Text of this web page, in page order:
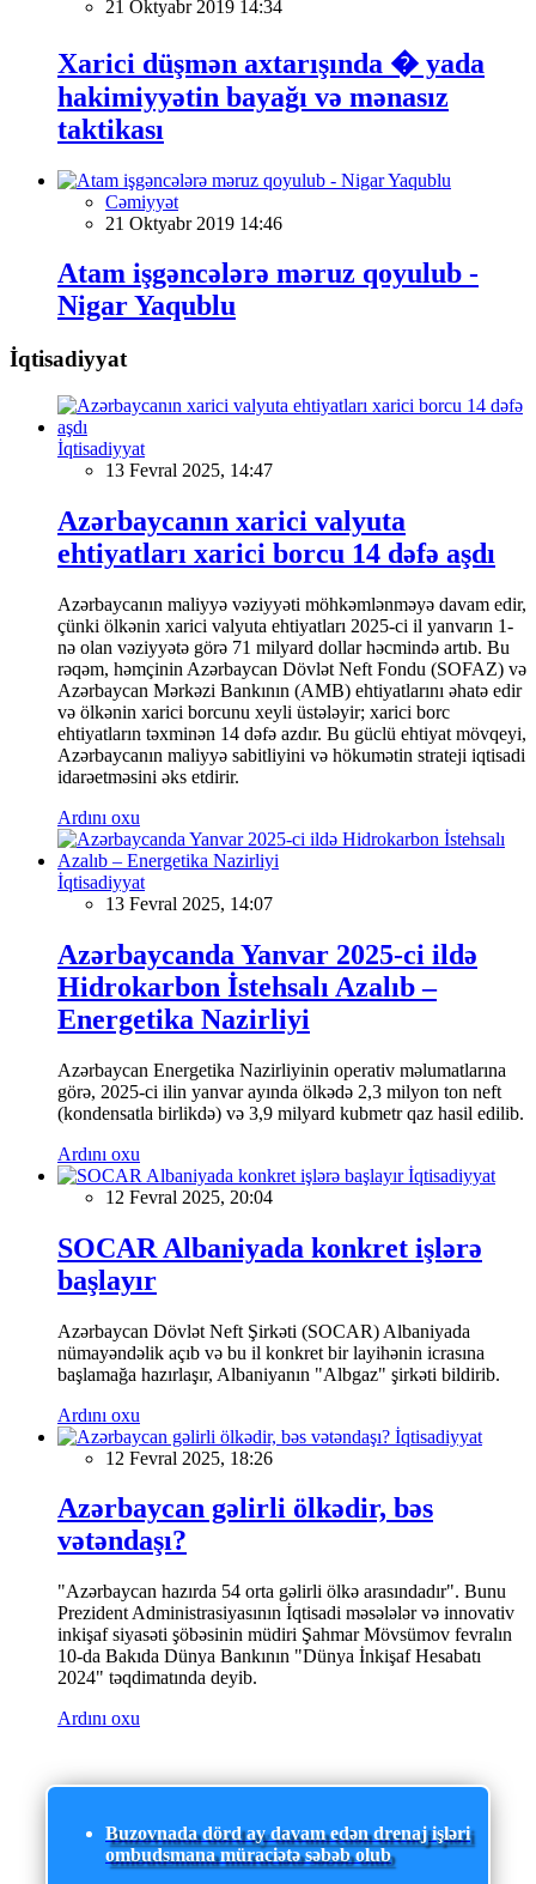
21 Oktyabr 2019 14:34
Xarici düşmən axtarışında � yada
hakimiyyətin bayağı və mənasız
taktikası
Cəmiyyət
21 Oktyabr 2019 14:46
Atam işgəncələrə məruz qoyulub -
Nigar Yaqublu
İqtisadiyyat
İqtisadiyyat
13 Fevral 2025, 14:47
Azərbaycanın xarici valyuta
ehtiyatları xarici borcu 14 dəfə aşdı
Azərbaycanın maliyyə vəziyyəti möhkəmlənməyə davam edir,
çünki ölkənin xarici valyuta ehtiyatları 2025-ci il yanvarın 1-
nə olan vəziyyətə görə 71 milyard dollar həcmində artıb. Bu
rəqəm, həmçinin Azərbaycan Dövlət Neft Fondu (SOFAZ) və
Azərbaycan Mərkəzi Bankının (AMB) ehtiyatlarını əhatə edir
və ölkənin xarici borcunu xeyli üstələyir; xarici borc
ehtiyatların təxminən 14 dəfə azdır. Bu güclü ehtiyat mövqeyi,
Azərbaycanın maliyyə sabitliyini və hökumətin strateji iqtisadi
idarəetməsini əks etdirir.
Ardını oxu
İqtisadiyyat
13 Fevral 2025, 14:07
Azərbaycanda Yanvar 2025-ci ildə
Hidrokarbon İstehsalı Azalıb –
Energetika Nazirliyi
Azərbaycan Energetika Nazirliyinin operativ məlumatlarına
görə, 2025-ci ilin yanvar ayında ölkədə 2,3 milyon ton neft
(kondensatla birlikdə) və 3,9 milyard kubmetr qaz hasil edilib.
Ardını oxu
İqtisadiyyat
12 Fevral 2025, 20:04
SOCAR Albaniyada konkret işlərə
başlayır
Azərbaycan Dövlət Neft Şirkəti (SOCAR) Albaniyada
nümayəndəlik açıb və bu il konkret bir layihənin icrasına
başlamağa hazırlaşır, Albaniyanın "Albgaz" şirkəti bildirib.
Ardını oxu
İqtisadiyyat
12 Fevral 2025, 18:26
Azərbaycan gəlirli ölkədir, bəs
vətəndaşı?
"Azərbaycan hazırda 54 orta gəlirli ölkə arasındadır". Bunu
Prezident Administrasiyasının İqtisadi məsələlər və innovativ
inkişaf siyasəti şöbəsinin müdiri Şahmar Mövsümov fevralın
10-da Bakıda Dünya Bankının "Dünya İnkişaf Hesabatı
2024" təqdimatında deyib.
Ardını oxu
Buzovnada dörd ay davam edən drenaj işləri
ombudsmana müraciətə səbəb olub